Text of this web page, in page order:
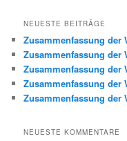
NEUESTE BEITRÄGE
Zusammenfassung der
Zusammenfassung der
Zusammenfassung der
Zusammenfassung der
Zusammenfassung der
NEUESTE KOMMENTARE